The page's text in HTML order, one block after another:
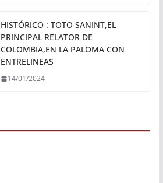
HISTÓRICO : TOTO SANINT,EL
PRINCIPAL RELATOR DE
COLOMBIA,EN LA PALOMA CON
ENTRELINEAS
14/01/2024